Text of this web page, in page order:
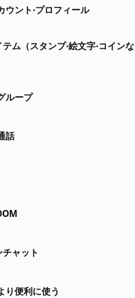
ウント⋅プロフィール
ム（スタンプ⋅絵文字⋅コインな
ループ
話
ャット
り便利に使う